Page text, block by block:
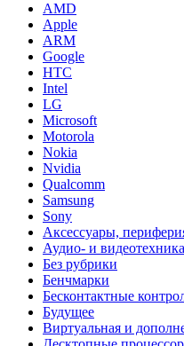
AMD
Apple
ARM
Google
HTC
Intel
LG
Microsoft
Motorola
Nokia
Nvidia
Qualcomm
Samsung
Sony
Аксессуары,
Аудио- и видеотехника
Без рубрики
Бенчмарки
Бесконтактные
Будущее
Виртуальная и